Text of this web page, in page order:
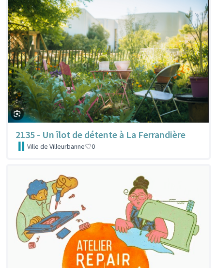
2135 - Un îlot de détente à La Ferrandière
Ville de Villeurbanne 0